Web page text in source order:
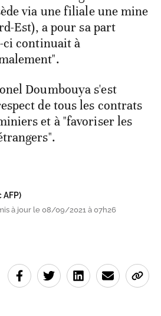
via une filiale une mine
Est), a pour sa part
ci continuait à
Doumbouya s'est
de tous les contrats
et à "favoriser les
AFP)
à jour le 08/09/2021 à 07h26